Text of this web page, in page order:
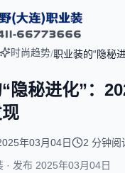
时尚趋势/职业装的“隐秘
隐秘进化”：
年03月04日
2 分钟阅
· 发布 2025年03月04日